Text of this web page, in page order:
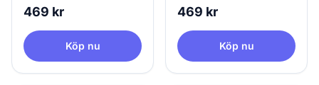
469 kr
Köp nu
469 kr
Köp nu